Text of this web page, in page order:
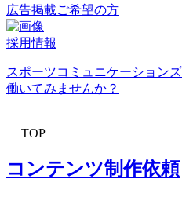
広告掲載ご希望の方
採用情報
スポーツコミュニケーション
働いてみませんか？
TOP
コンテンツ制作依頼